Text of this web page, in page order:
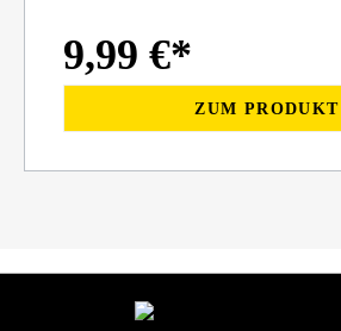
9,99 €*
ZUM PRODUKT